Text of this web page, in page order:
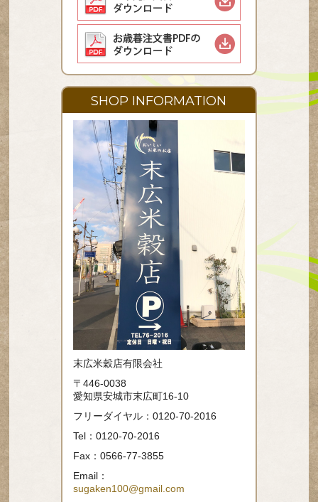
SHOP INFORMATION
末広米穀店有限会社
〒446-0038
愛知県安城市末広町16-10
フリーダイヤル：0120-70-2016
Tel：0120-70-2016
Fax：0566-77-3855
Email：
sugaken100@gmail.com